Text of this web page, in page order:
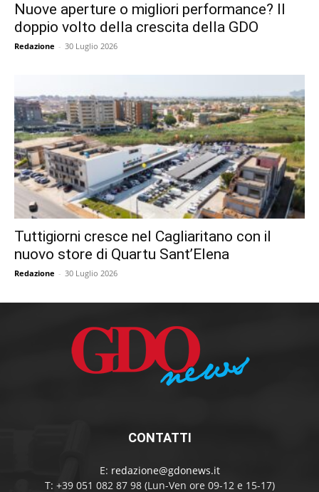
Nuove aperture o migliori performance? Il
doppio volto della crescita della GDO
Redazione - 30 Luglio 2026
Tuttigiorni cresce nel Cagliaritano con il
nuovo store di Quartu Sant’Elena
Redazione - 30 Luglio 2026
CONTATTI
E: redazione@gdonews.it
T: +39 051 082 87 98 (Lun-Ven ore 09-12 e 15-17)